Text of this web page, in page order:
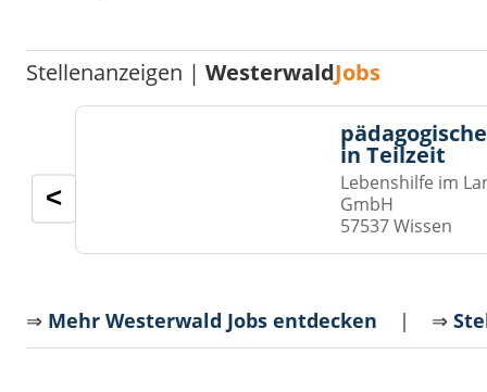
Stellenanzeigen |WesterwaldJobs
in Teilzeit
Lebenshilfe im
GmbH
57537 Wissen
<
⇒ Mehr Westerwald Jobs entdecken | ⇒